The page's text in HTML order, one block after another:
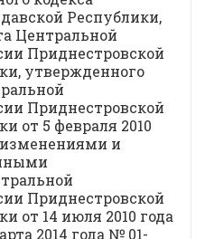
Республики,
Центральной
Приднестровской
утвержденного
Приднестровской
от 5 февраля 2010
изменениями и
Приднестровской
от 14 июля 2010 года
2014 года № 01-